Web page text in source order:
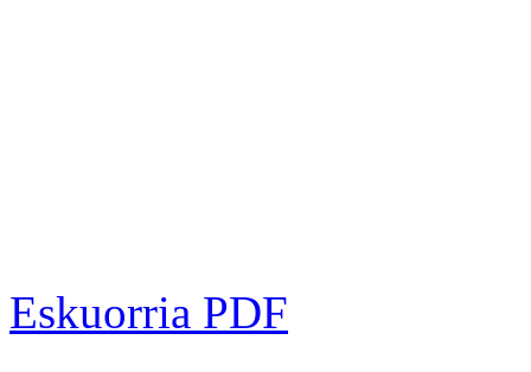
Eskuorria PDF